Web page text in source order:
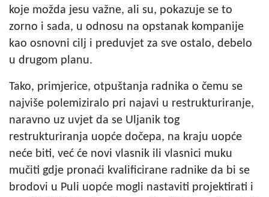
koje možda jesu važne, ali su, pokazuje se to
zorno i sada, u odnosu na opstanak kompanije
kao osnovni cilj i preduvjet za sve ostalo, debelo
u drugom planu.
Tako, primjerice, otpuštanja radnika o čemu se
najviše polemiziralo pri najavi u restrukturiranje,
naravno uz uvjet da se Uljanik tog
restrukturiranja uopće dočepa, na kraju uopće
neće biti, već će novi vlasnik ili vlasnici muku
mučiti gdje pronaći kvalificirane radnike da bi se
brodovi u Puli uopće mogli nastaviti projektirati i